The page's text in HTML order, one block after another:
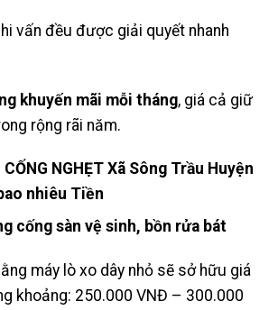
vấn đều được giải quyết nhanh
khuyến mãi mỗi tháng, giá cả giữ
rộng rãi năm.
NGHẸT Xã Sông Trầu Huyện
nhiêu Tiền
cống sàn vệ sinh, bồn rửa bát
máy lò xo dây nhỏ sẽ sở hữu giá
khoảng: 250.000 VNĐ – 300.000